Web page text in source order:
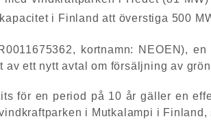
i Finland att överstiga 500
kortnamn: NEOEN),
av ett nytt avtal om försäljning av
för en period på 10 år gäller en
i Mutkalampi i